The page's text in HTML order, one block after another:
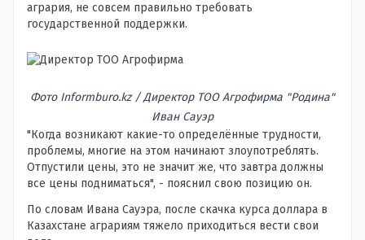
агрария, не совсем правильно требовать
государственной поддержки.
Фото Informburo.kz / Директор ТОО Агрофирма "Родина"
Иван Сауэр
"Когда возникают какие-то определённые трудности,
проблемы, многие на этом начинают злоупотреблять.
Отпустили цены, это не значит же, что завтра должны
все цены подниматься", - пояснил свою позицию он.
По словам Ивана Сауэра, после скачка курса доллара в
Казахстане аграриям тяжело приходиться вести свои